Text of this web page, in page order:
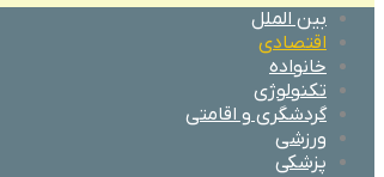
بین الملل
اقتصادی
خانواده
تکنولوژی
گردشگری و اقامتی
ورزشی
پزشکی